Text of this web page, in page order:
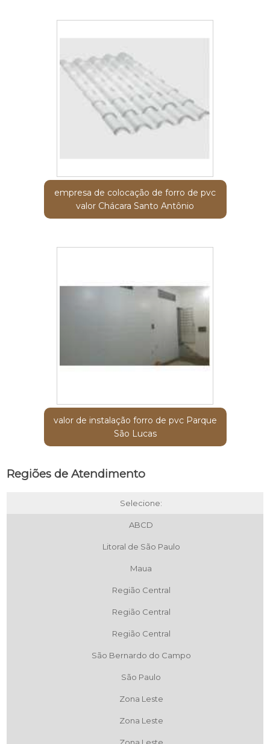
empresa de colocação de forro de pvc
valor Chácara Santo Antônio
valor de instalação forro de pvc Parque
São Lucas
Regiões de Atendimento
Selecione:
ABCD
Litoral de São Paulo
Maua
Região Central
Região Central
Região Central
São Bernardo do Campo
São Paulo
Zona Leste
Zona Leste